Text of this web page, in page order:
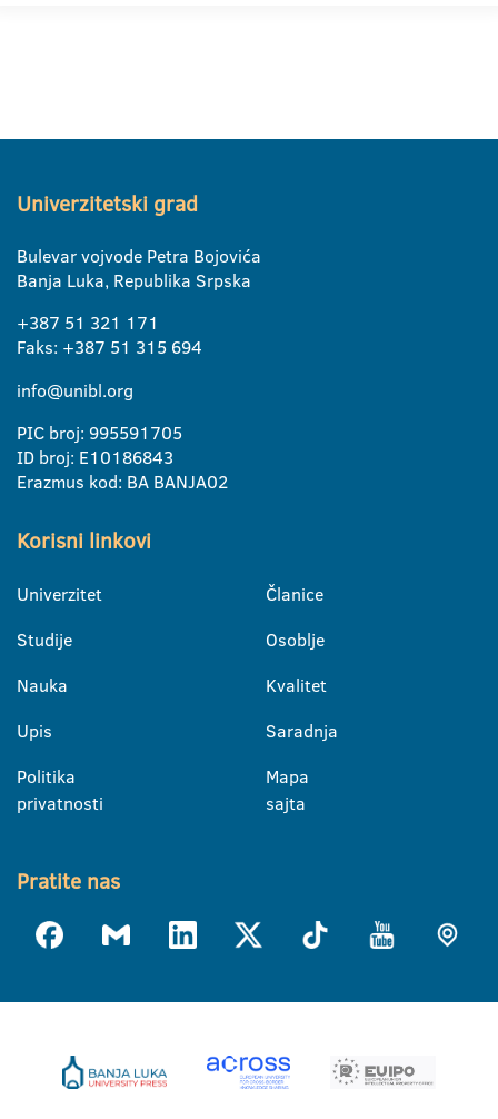
Univerzitetski grad
Bulevar vojvode Petra Bojovića
Banja Luka, Republika Srpska
+387 51 321 171
Faks: +387 51 315 694
info@unibl.org
PIC broj: 995591705
ID broj: E10186843
Erazmus kod: BA BANJA02
Korisni linkovi
Univerzitet
Studije
Nauka
Upis
Politika
privatnosti
Članice
Osoblje
Kvalitet
Saradnja
Mapa
sajta
Pratite nas